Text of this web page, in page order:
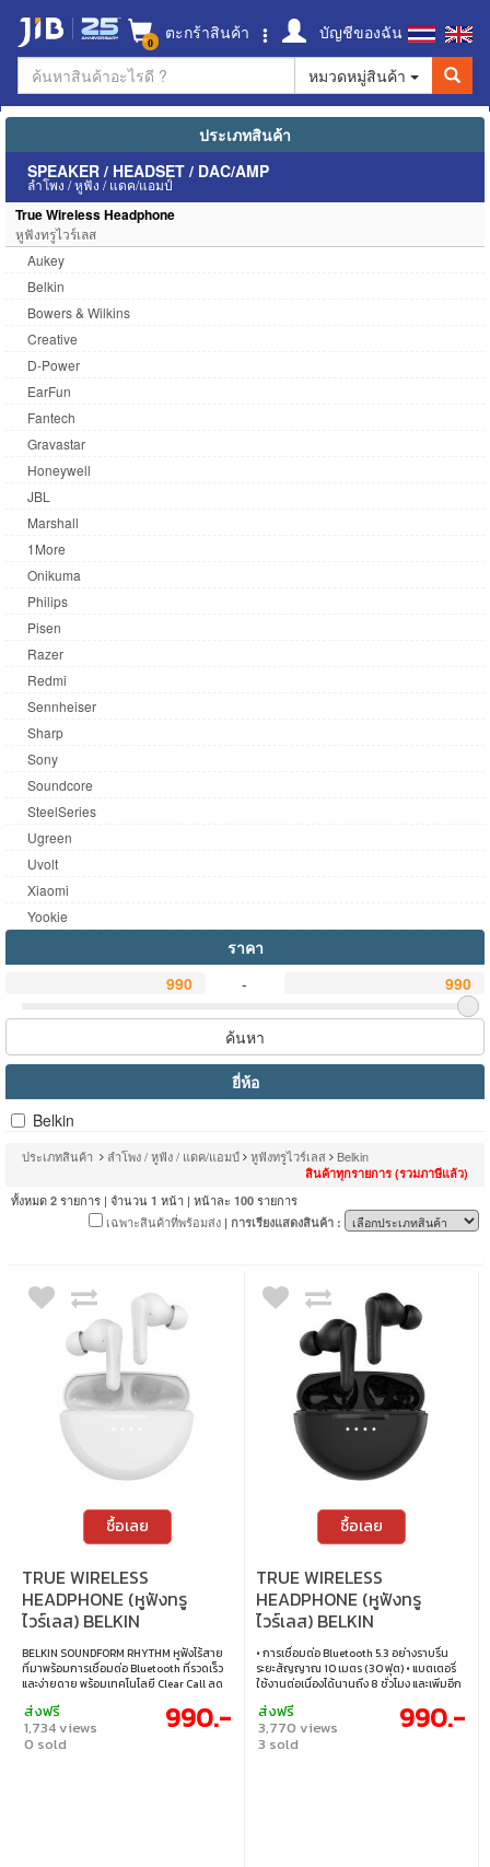
0 ตะกร้าสินค้า
บัญชีของฉัน
หมวดหมู่สินค้า
ประเภทสินค้า
SPEAKER / HEADSET / DAC/AMP
ลำโพง / หูฟัง / แดค/แอมป์
True Wireless Headphone
หูฟังทรูไวร์เลส
Aukey
Belkin
Bowers & Wilkins
Creative
D-Power
EarFun
Fantech
Gravastar
Honeywell
JBL
Marshall
1More
Onikuma
Philips
Pisen
Razer
Redmi
Sennheiser
Sharp
Sony
Soundcore
SteelSeries
Ugreen
Uvolt
Xiaomi
Yookie
ราคา
-
ค้นหา
ยี่ห้อ
Belkin
ประเภทสินค้า ลำโพง / หูฟัง / แดค/แอมป์ หูฟังทรูไวร์เลส Belkin
สินค้าทุกรายการ (รวมภาษีแล้ว)
ทั้งหมด 2 รายการ | จำนวน 1 หน้า | หน้าละ 100 รายการ
เฉพาะสินค้าที่พร้อมส่ง | การเรียงแสดงสินค้า :
ซื้อเลย
TRUE WIRELESS
HEADPHONE (หูฟังทรู
ไวร์เลส) BELKIN
SOUNDFORM RHYTHM -
WHITE (AUC012BTWH)
BELKIN SOUNDFORM RHYTHM หูฟังไร้สาย
ที่มาพร้อมการเชื่อมต่อ Bluetooth ที่รวดเร็ว
และง่ายดาย พร้อมเทคโนโลยี Clear Call ลด
พร้อมกันด้วย Bluetooth Multipoint ใช้งาน
ต่อเนื่อง 8 ชม. และชาร์จเพิ่มจากเคสได้อีก 20
ชม. • เชื่อมต่อ 2 อุปกรณ์พร้อมกันด้วย
ส่งฟรี
1,734 views
0 sold
990.-
ซื้อเลย
TRUE WIRELESS
HEADPHONE (หูฟังทรู
ไวร์เลส) BELKIN
SOUNDFORM RHYTHM
(BLACK) (AUC012BTBK)
• การเชื่อมต่อ Bluetooth 5.3 อย่างราบรื่น
ระยะสัญญาณ 10 เมตร (30 ฟุต) • แบตเตอรี่
ใช้งานต่อเนื่องได้นานถึง 8 ชั่วโมง และเพิ่มอีก
Call Quality ช่วยลดเสียงรบกวนรอบข้าง
เพื่อให้เสียงของคุณชัดเจนขณะสนทนา •
เสียงคุณภาพสูงแบบ Belkin Signature
ส่งฟรี
3,770 views
3 sold
990.-